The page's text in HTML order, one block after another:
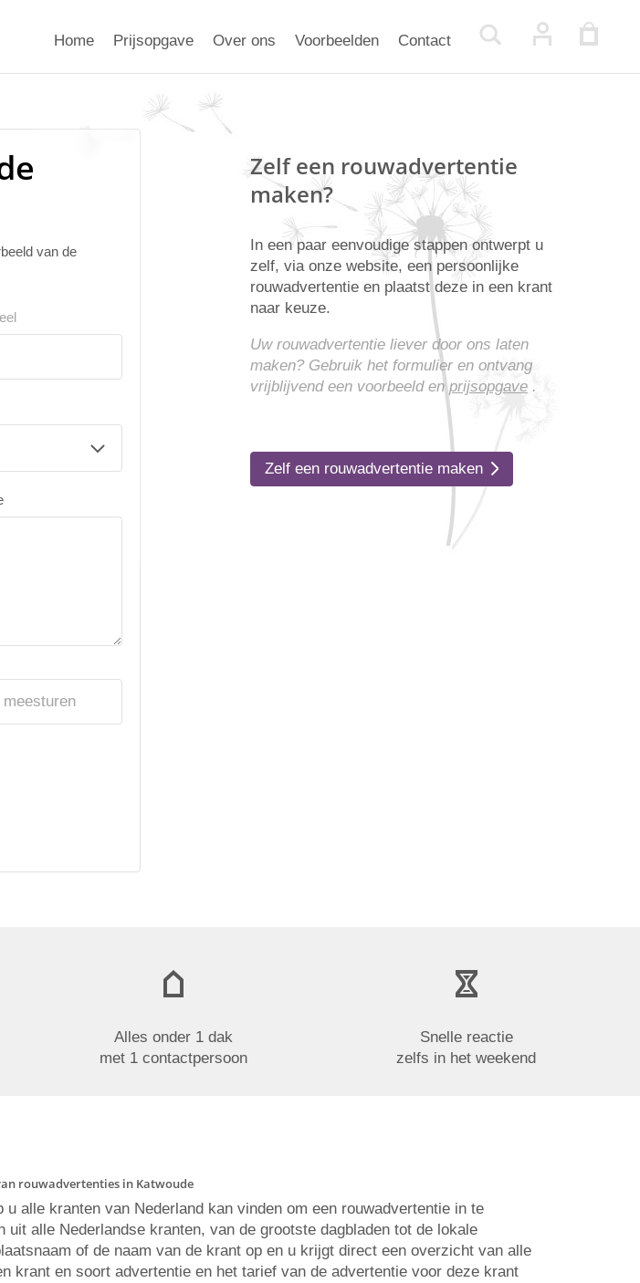
Home Prijsopgave Over ons Voorbeelden Contact
van de
Zelf een rouwadvertentie
maken?
In een paar eenvoudige stappen ontwerpt u
zelf, via onze website, een persoonlijke
rouwadvertentie en plaatst deze in een krant
naar keuze.
Uw rouwadvertentie liever door ons laten
maken? Gebruik het formulier en ontvang
vrijblijvend een voorbeeld enprijsopgave.
Zelf een rouwadvertentie maken
Alles onder 1 dak
met 1 contactpersoon
Snelle reactie
zelfs in het weekend
rouwadvertenties in Katwoude
u alle kranten van Nederland kan vinden om een rouwadvertentie in te
uit alle Nederlandse kranten, van de grootste dagbladen tot de lokale
of de naam van de krant op en u krijgt direct een overzicht van alle
krant en soort advertentie en het tarief van de advertentie voor deze krant